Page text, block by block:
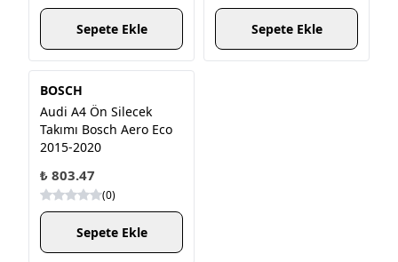
Sepete Ekle Sepete Ekle
BOSCH
Audi A4 Ön Silecek
Takımı Bosch Aero Eco
2015-2020
₺ 803.47
(0)
Sepete Ekle